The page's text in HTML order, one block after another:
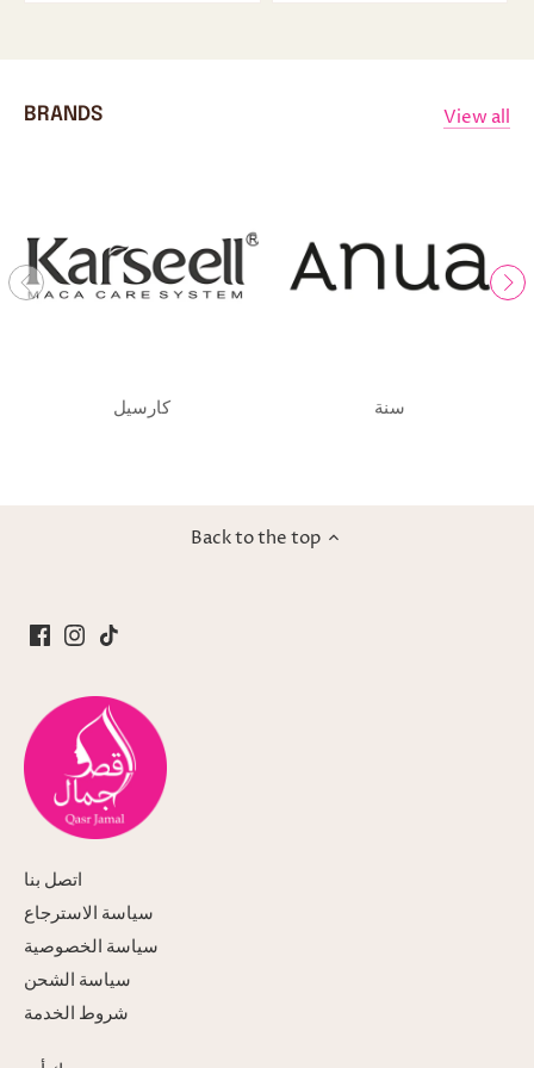
BRANDS View all
كارسيل سنة
Back to the top
اتصل بنا
سياسة الاسترجاع
سياسة الخصوصية
سياسة الشحن
شروط الخدمة